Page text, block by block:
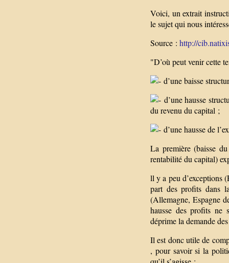
Voici, un extrait
le sujet qui nous
Source : http://
"D’où peut venir cette
d’une baisse
d’une hausse
du revenu du capital ;
d’une hausse de
La première (baisse
rentabilité du capital)
ll y a peu d’exceptions
part des profits dans
(Allemagne, Espagne
hausse des profits ne
déprime la demande
Il est donc utile de
, pour savoir si la